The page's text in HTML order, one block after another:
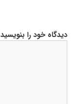
دیدگاه خود را بنویسید